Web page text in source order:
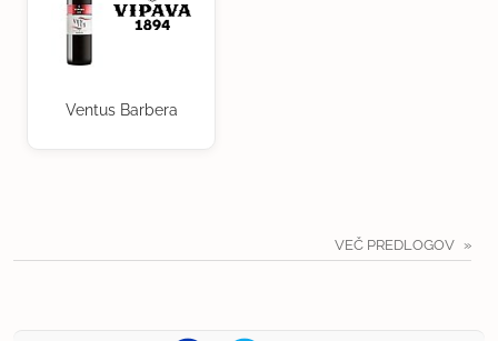
Ventus Barbera
VEČ PREDLOGOV